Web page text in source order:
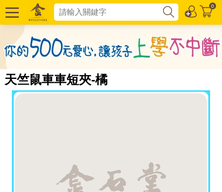
0
天竺鼠車車短夾-橘